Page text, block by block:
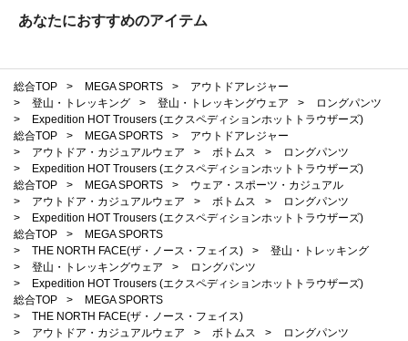
あなたにおすすめのアイテム
総合TOP > MEGA SPORTS >
アウトドアレジャー
>
登山・トレッキング > 登山・トレッキングウェア >
ロングパンツ
>
Expedition HOT Trousers (エクスペディションホットトラウザーズ)
総合TOP
> MEGA SPORTS >
アウトドアレジャー
>
アウトドア・カジュアルウェア > ボトムス >
ロングパンツ
>
Expedition HOT Trousers (エクスペディションホットトラウザーズ)
総合TOP
> MEGA SPORTS >
ウェア・スポーツ・カジュアル
>
アウトドア・カジュアルウェア > ボトムス >
ロングパンツ
>
Expedition HOT Trousers (エクスペディションホットトラウザーズ)
総合TOP
>
MEGA SPORTS
>
THE NORTH FACE(ザ・ノース・フェイス) >
登山・トレッキング
>
登山・トレッキングウェア >
ロングパンツ
>
Expedition HOT Trousers (エクスペディションホットトラウザーズ)
総合TOP
>
MEGA SPORTS
>
THE NORTH FACE(ザ・ノース・フェイス)
>
アウトドア・カジュアルウェア > ボトムス >
ロングパンツ